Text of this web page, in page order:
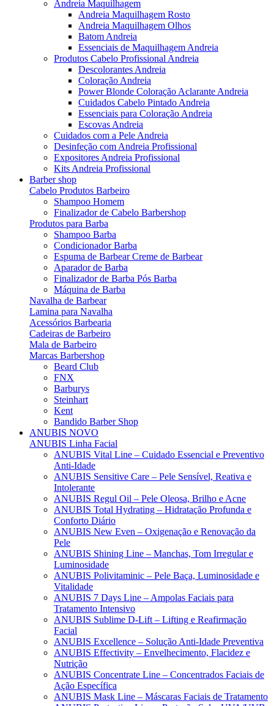
Andreia Maquilhagem
Andreia Maquilhagem Rosto
Andreia Maquilhagem Olhos
Batom Andreia
Essenciais de Maquilhagem Andreia
Produtos Cabelo Profissional Andreia
Descolorantes Andreia
Coloração Andreia
Power Blonde Coloração Aclarante Andreia
Cuidados Cabelo Pintado Andreia
Essenciais para Coloração Andreia
Escovas Andreia
Cuidados com a Pele Andreia
Desinfeção com Andreia Profissional
Expositores Andreia Profissional
Kits Andreia Profissional
Barber shop
Cabelo Produtos Barbeiro
Shampoo Homem
Finalizador de Cabelo Barbershop
Produtos para Barba
Shampoo Barba
Condicionador Barba
Espuma de Barbear Creme de Barbear
Aparador de Barba
Finalizador de Barba Pós Barba
Máquina de Barba
Navalha de Barbear
Lamina para Navalha
Acessórios Barbearia
Cadeiras de Barbeiro
Mala de Barbeiro
Marcas Barbershop
Beard Club
FNX
Barburys
Steinhart
Kent
Bandido Barber Shop
ANUBIS NOVO
ANUBIS Linha Facial
ANUBIS Vital Line – Cuidado Essencial e Preventivo
Anti-Idade
ANUBIS Sensitive Care – Pele Sensível, Reativa e
Intolerante
ANUBIS Regul Oil – Pele Oleosa, Brilho e Acne
ANUBIS Total Hydrating – Hidratação Profunda e
Conforto Diário
ANUBIS New Even – Oxigenação e Renovação da
Pele
ANUBIS Shining Line – Manchas, Tom Irregular e
Luminosidade
ANUBIS Polivitaminic – Pele Baça, Luminosidade e
Vitalidade
ANUBIS 7 Days Line – Ampolas Faciais para
Tratamento Intensivo
ANUBIS Sublime D-Lift – Lifting e Reafirmação
Facial
ANUBIS Excellence – Solução Anti-Idade Preventiva
ANUBIS Effectivity – Envelhecimento, Flacidez e
Nutrição
ANUBIS Concentrate Line – Concentrados Faciais de
Ação Específica
ANUBIS Mask Line – Máscaras Faciais de Tratamento